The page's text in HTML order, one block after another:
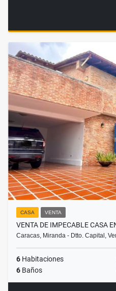
CASA VENTA
VENTA DE IMPECABLE CASA
Caracas, Miranda - Dtto. Capital,
6 Habitaciones
6 Baños